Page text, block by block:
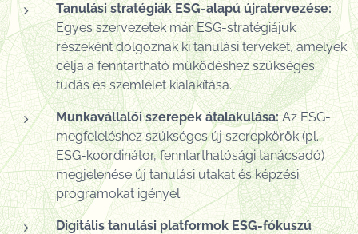
Tanulási stratégiák ESG-alapú újratervezése:
Egyes szervezetek már ESG-stratégiájuk
részeként dolgoznak ki tanulási terveket, amelyek
célja a fenntartható működéshez szükséges
tudás és szemlélet kialakítása.
Munkavállalói szerepek átalakulása:Az ESG-
megfeleléshez szükséges új szerepkörök (pl.
ESG-koordinátor, fenntarthatósági tanácsadó)
megjelenése új tanulási utakat és képzési
programokat igényel
Digitális tanulási platformok ESG-fókuszú